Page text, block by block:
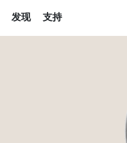
发现 支持